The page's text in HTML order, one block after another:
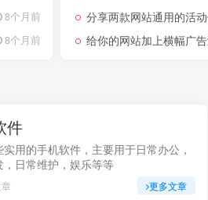
8个月前
8个月前
分享两款网站通用的活
给你的网站加上横幅广
件
用的手机软件，主要用于日常办公，
，日常维护，娱乐等等
更多文章